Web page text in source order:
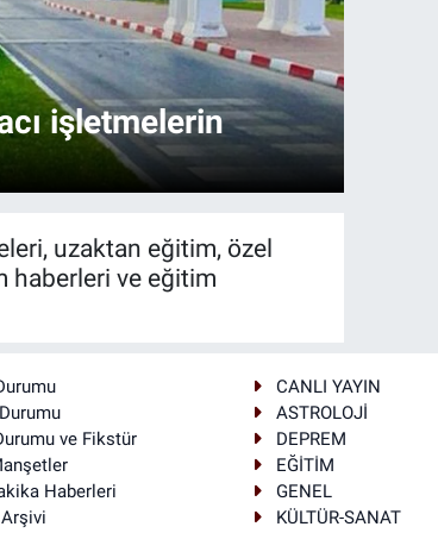
işletmelerin
uzaktan eğitim, özel
haberleri ve eğitim
ve Fikstür
Haberleri
CANLI YAYIN
ASTROLOJİ
DEPREM
EĞİTİM
GENEL
KÜLTÜR-SANAT